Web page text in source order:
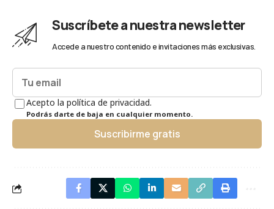
Suscríbete a nuestra newsletter
Accede a nuestro contenido e invitaciones más exclusivas.
Acepto la política de privacidad.
Podrás darte de baja en cualquier momento.
Suscribirme gratis